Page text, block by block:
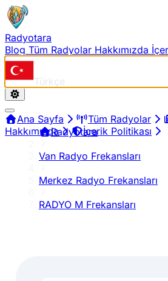
Radyotara
Blog Tüm Radyolar Hakkımızda
Türkçe
Ana Sayfa Tüm Radyolar
Hakkımızda
İçerik Politikası
Radyotara
Van Radyo Frekansları
Merkez Radyo Frekansları
RADYO M Frekansları